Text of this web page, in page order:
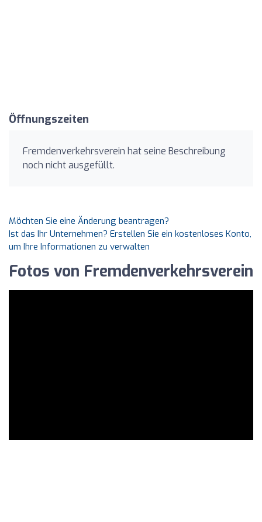
Öffnungszeiten
Fremdenverkehrsverein hat seine Beschreibung
noch nicht ausgefüllt.
Möchten Sie eine Änderung beantragen?
Ist das Ihr Unternehmen? Erstellen Sie ein kostenloses Konto,
um Ihre Informationen zu verwalten
Fotos von Fremdenverkehrsverein